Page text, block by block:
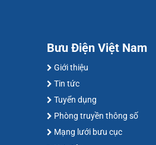
Bưu Điện Việt Nam
Giới thiệu
Tin tức
Tuyển dụng
Phòng truyền thông số
Mạng lưới bưu cục